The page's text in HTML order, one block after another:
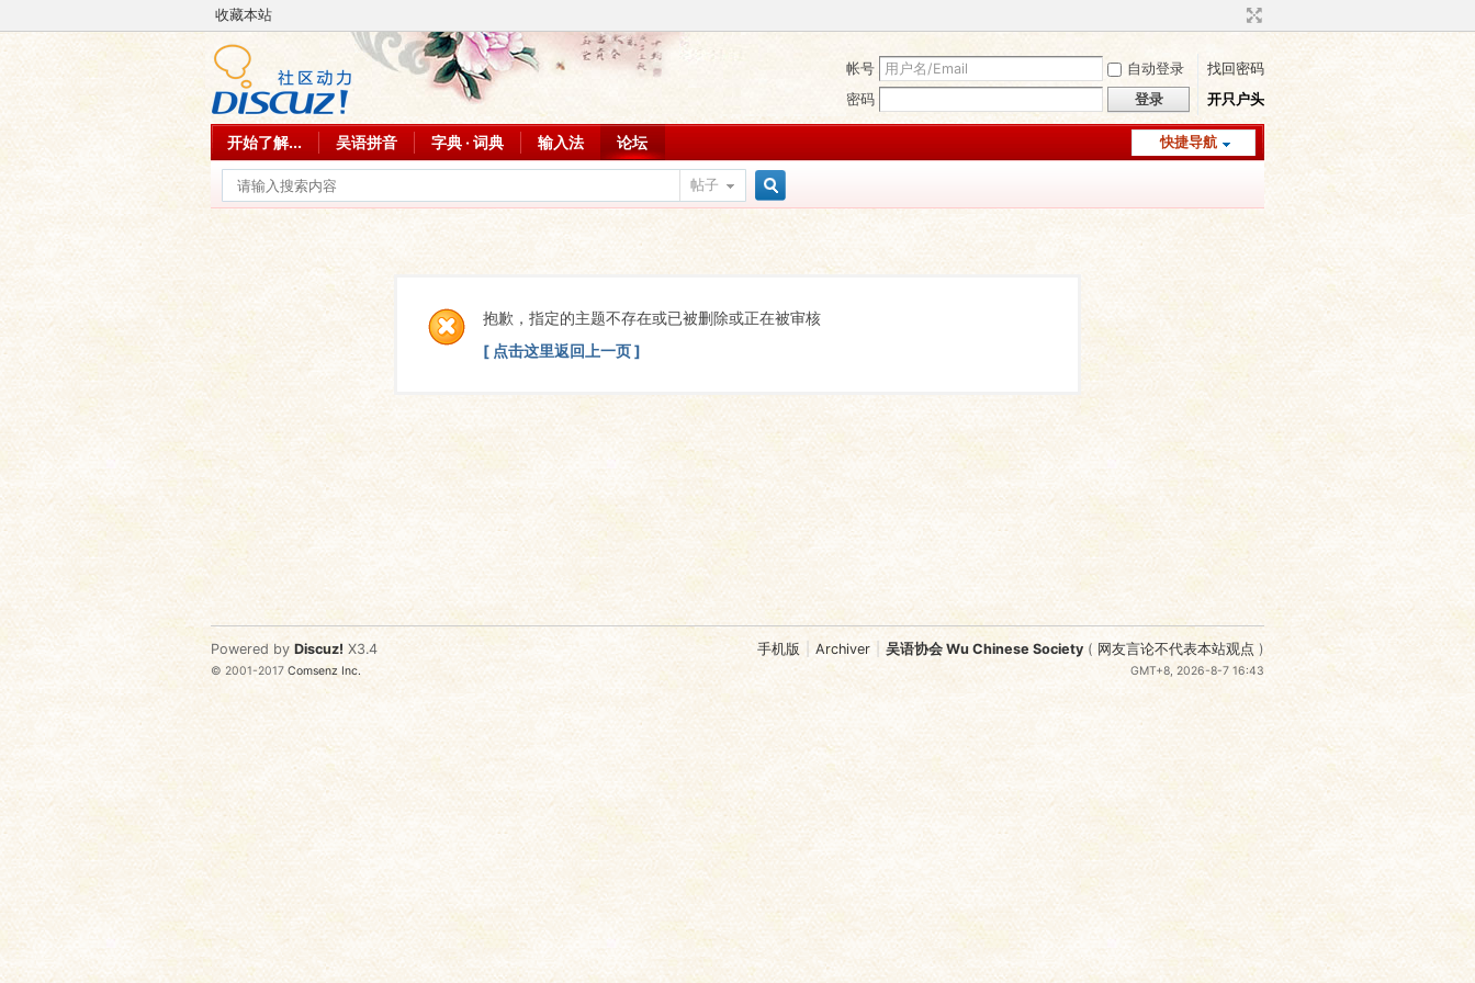
收藏本站
帐号 自动登录
找回密码
密码
登录 开只户头
快捷导航
开始了解... 吴语拼音 字典 · 词典 输入法 论坛
帖子
索
抱歉，指定的主题不存在或已被删除或正在被审核
[ 点击这里返回上一页 ]
手机版 Archiver 吴语协会 Wu Chinese Society ( 网友言论不代表本站观点 )
GMT+8, 2026-8-7 16:43
Powered by Discuz! X3.4
© 2001-2017 Comsenz Inc.